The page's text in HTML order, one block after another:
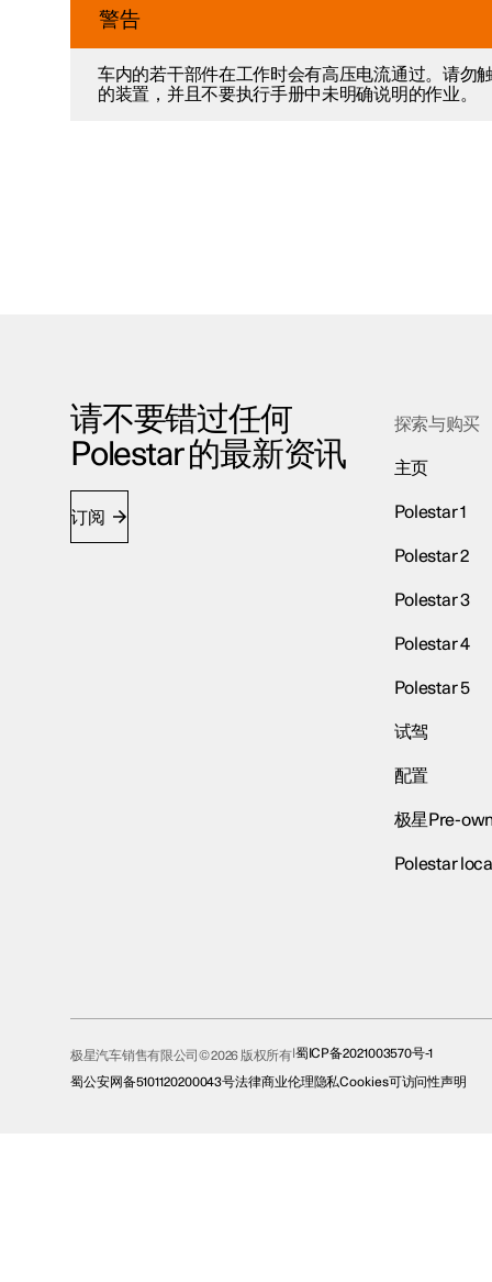
警告
车内的若干部件在工作时会有高压电流通过。请勿
的装置，并且不要执行手册中未明确说明的作业。
请不要错过任何
Polestar 的最新资讯
订阅
探索与购买
主页
Polestar 1
Polestar 2
Polestar 3
Polestar 4
Polestar 5
试驾
配置
极星Pre-
Polestar
极星汽车销售有限公司© 2026 版权所有 蜀ICP备2021003570号-1
蜀公安网备5101120200043号法律商业伦理隐私Cookies可访问性声明